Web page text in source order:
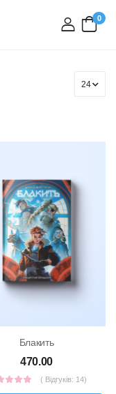
вхід
0
Блакить
470.00
( Відгуків: 14)